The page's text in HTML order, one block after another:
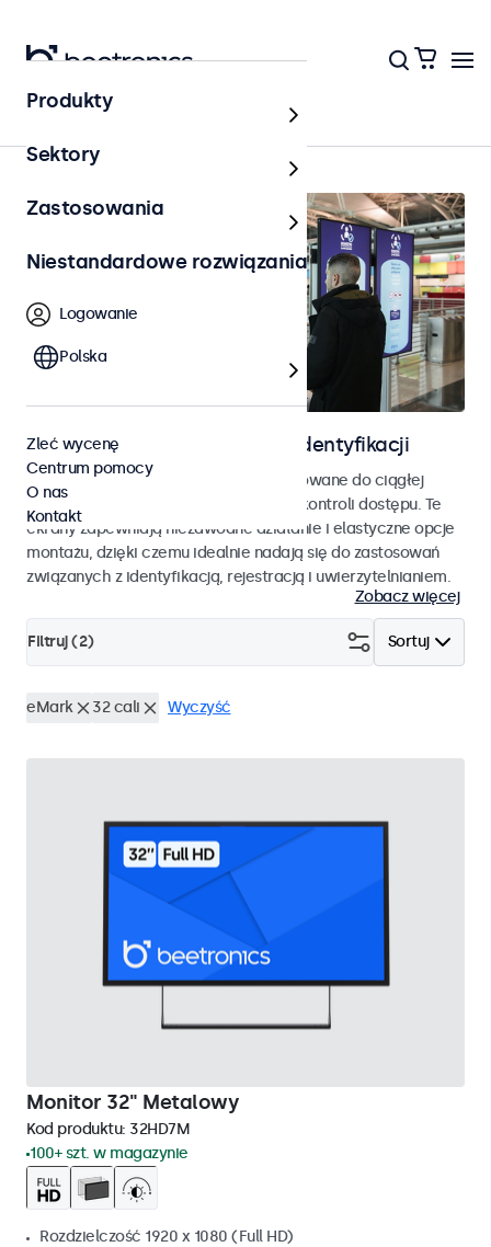
Strona główna
Ekrany do kontroli dostępu i identyfikacji
Monitory i ekrany dotykowe zaprojektowane do ciągłej
pracy i płynnej integracji z systemami kontroli dostępu. Te
ekrany zapewniają niezawodne działanie i elastyczne opcje
montażu, dzięki czemu idealnie nadają się do zastosowań
związanych z identyfikacją, rejestracją i uwierzytelnianiem.
Zobacz więcej
Sortuj
Filtruj (2)
eMark 32 cali Wyczyść
Monitor 32" Metalowy
Kod produktu: 32HD7M
100+ szt. w magazynie
Rozdzielczość 1920 x 1080 (Full HD)
Produkty
Sektory
Zastosowania
Niestandardowe rozwiązania
Logowanie
Polska
Zleć wycenę
Centrum pomocy
O nas
Kontakt